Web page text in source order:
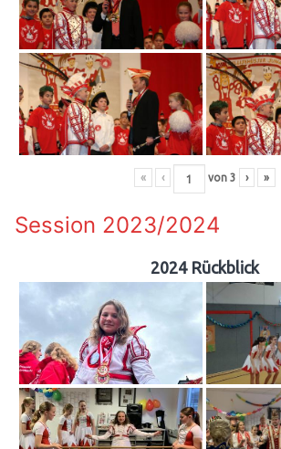
« ‹ von 3 › »
Session 2023/2024
2024 Rückblick